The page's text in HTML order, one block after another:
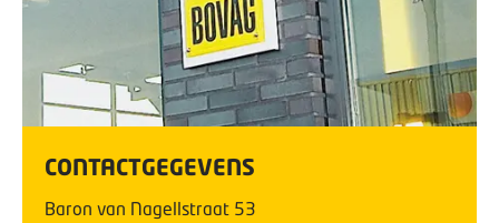
CONTACTGEGEVENS
Baron van Nagellstraat 53